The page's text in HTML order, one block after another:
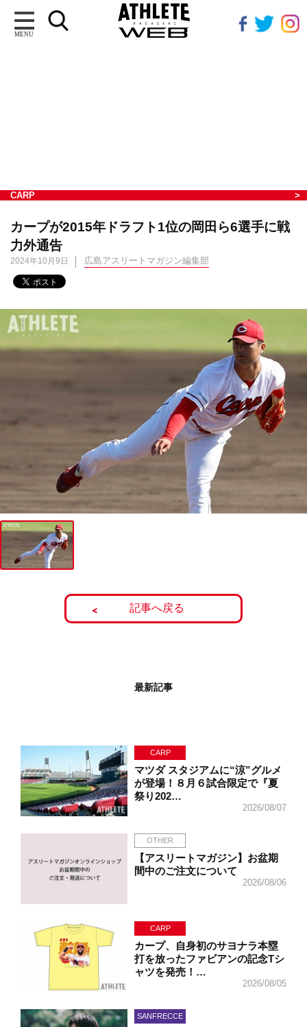
MENU
CARP
カープが2015年ドラフト1位の岡田ら6選手に戦
力外通告
2024年10月9日 広島アスリートマガジン編集部
記事へ戻る
最新記事
CARP
マツダ スタジアムに“涼”グルメ
が登場！８月６試合限定で『夏
祭り202…
2026/08/07
OTHER
【アスリートマガジン】お盆期
間中のご注文について
2026/08/06
CARP
カープ、自身初のサヨナラ本塁
打を放ったファビアンの記念Tシ
ャツを発売！…
2026/08/05
SANFRECCE